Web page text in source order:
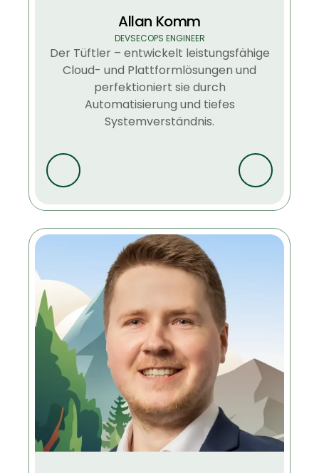
Allan Komm
DEVSECOPS ENGINEER
Der Tüftler – entwickelt leistungsfähige
Cloud- und Plattformlösungen und
perfektioniert sie durch
Automatisierung und tiefes
Systemverständnis.